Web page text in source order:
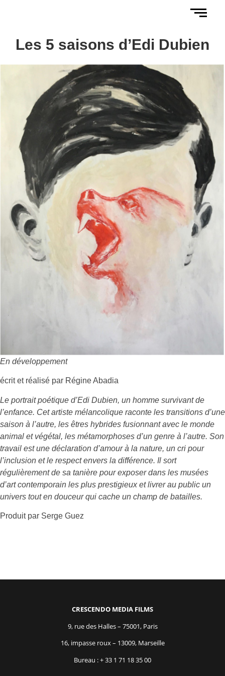
Les 5 saisons d’Edi Dubien
En développement
écrit et réalisé par Régine Abadia
Le portrait poétique d’Edi Dubien, un homme survivant de
l’enfance. Cet artiste mélancolique raconte les transitions d’une
saison à l’autre, les êtres hybrides fusionnant avec le monde
animal et végétal, les métamorphoses d’un genre à l’autre. Son
travail est une déclaration d’amour à la nature, un cri pour
l’inclusion et le respect envers la différence. Il sort
régulièrement de sa tanière pour exposer dans les musées
d’art contemporain les plus prestigieux et livrer au public un
univers tout en douceur qui cache un champ de batailles.
Produit par Serge Guez
CRESCENDO MEDIA FILMS
9, rue des Halles – 75001, Paris
16, impasse roux – 13009, Marseille
Bureau : + 33 1 71 18 35 00